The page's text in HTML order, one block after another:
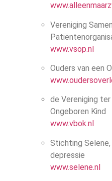
Vereniging
www.vsop.nl
Ouders van een
de Vereniging
Ongeboren Kind
www.vbok.nl
Stichting
depressie
www.selene.nl